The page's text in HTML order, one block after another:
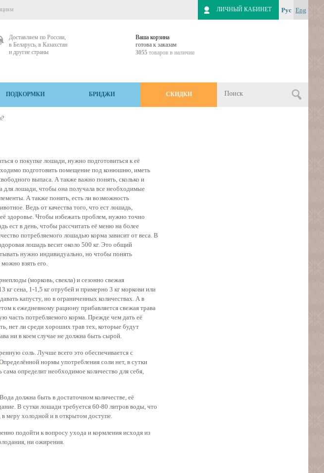
Рус Eng
ЛИЧНЫЙ КАБИНЕТ
Доставляем по России,
в Беларусь, в Казахстан
и другие страны
Ваша корзина
готова к заказам
3055 товаров в наличии
ПОДКОРМКИ БРИДЖИ СКИДКИ
о покупке лошади, нужно подготовиться к её
подготовить помещение под конюшню, иметь
выпаса. А также важно понять, сколько и
для лошади, чтобы она получала все необходимые
А также понять, есть ли возможность
Ведь от качества того, что ест лошадь,
здоровье. Чтобы избежать проблем, нужно точно
ест в день, чтобы рассчитать её меню на более
потребляемого лошадью корма зависит от веса. В
лошадь весит около 500 кг. Это общий
нужно индивидуально, но чтобы понять
взять его.
(морковь, свекла) и сезонно свежая
кг сена, 1-1,5 кг отрубей и примерно 3 кг моркови или
капусту, но в ограниченных количествах. А в
к ежедневному рациону прибавляется свежая трава
часть потребляемого корма. Прежде чем дать её
нет ли среди хороших трав тех, которые будут
ни в коем случае не должна быть сырой.
соль. Лучше всего это обеспечивается с
нормы употребления соли нет, в сутки
определит необходимое количество для себя,
должна быть в достаточном количестве, её
В сутки лошади требуется 60-80 литров воды, что
меру холодной и в открытом доступе.
подойти к вопросу ухода и кормления исходя из
ни ожирения.